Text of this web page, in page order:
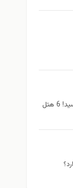
بهترین هتل تهران برای ماه عسل را بشناسید! 6 هتل